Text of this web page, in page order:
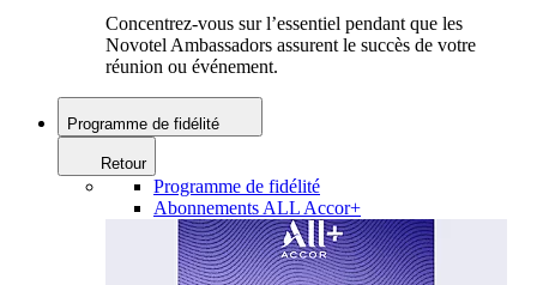
Concentrez-vous sur l’essentiel pendant que les
Novotel Ambassadors assurent le succès de votre
réunion ou événement.
Programme de fidélité
Retour
Programme de fidélité
Abonnements ALL Accor+